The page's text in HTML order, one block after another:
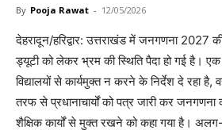
By Pooja Rawat - 12/05/2026
देहरादून/हरिद्वार: उत्तराखंड में जनगणना 2027 की
ड्यूटी को लेकर भ्रम की स्थिति पैदा हो गई है। एक
विद्यालयों से कार्यमुक्त न करने के निर्देश दे रहा
तरफ से प्रधानाचार्यों को पत्र जारी कर जनगणना
शैक्षिक कार्यों से मुक्त रखने को कहा गया है।